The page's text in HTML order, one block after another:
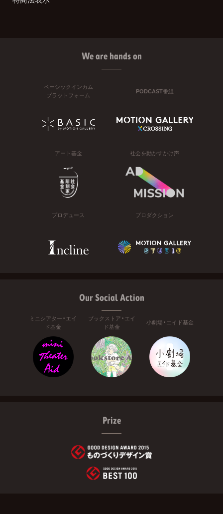
We are hands on
ベーシックインカム
プラットフォーム
PODCAST番組
アート基金 社会を動かすかけ声
プロデュース プロダクション
Our Social Action
ミニシアター・エイ
ド基金
ブックストア・エイ
ド基金
小劇場・エイド基金
Prize